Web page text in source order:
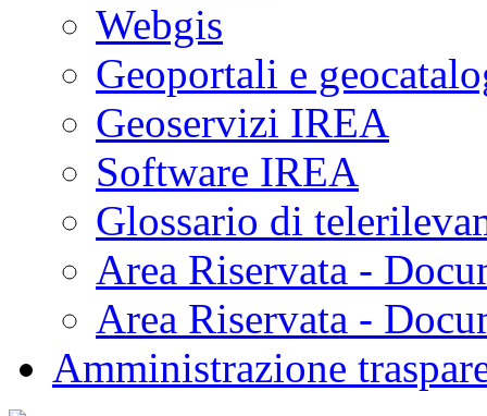
Webgis
Geoportali e
Geoservizi IREA
Software IREA
Glossario di
Area Riservata -
Area Riservata -
Amministrazione